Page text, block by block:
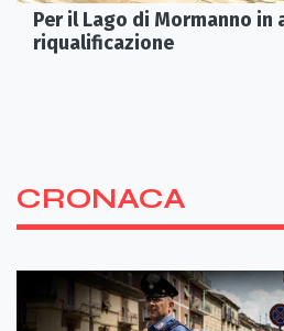
Per il Lago di Mormanno
riqualificazione
CRONACA